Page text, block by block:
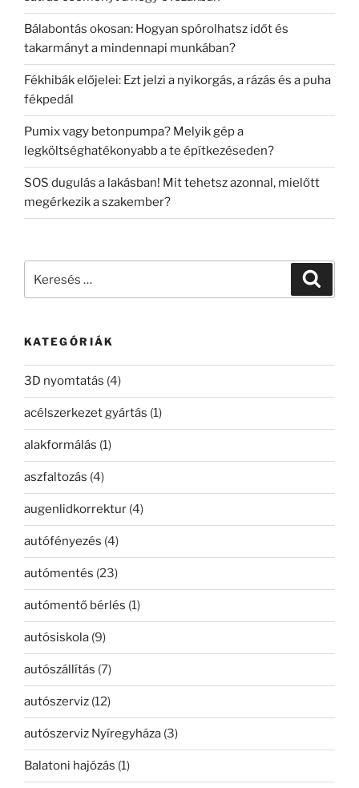
Bálabontás okosan: Hogyan spórolhatsz időt és
takarmányt a mindennapi munkában?
Fékhibák előjelei: Ezt jelzi a nyikorgás, a rázás és a puha
fékpedál
Pumix vagy betonpumpa? Melyik gép a
legköltséghatékonyabb a te építkezéseden?
SOS dugulás a lakásban! Mit tehetsz azonnal, mielőtt
megérkezik a szakember?
KATEGÓRIÁK
3D nyomtatás (4)
acélszerkezet gyártás (1)
alakformálás (1)
aszfaltozás (4)
augenlidkorrektur (4)
autófényezés (4)
autómentés (23)
autómentő bérlés (1)
autósiskola (9)
autószállítás (7)
autószerviz (12)
autószerviz Nyíregyháza (3)
Balatoni hajózás (1)